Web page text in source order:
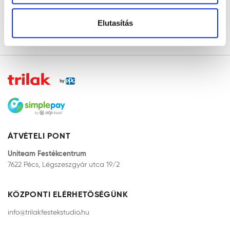
Elutasítás
KEZDŐLAP
ÁTVÉTELI PONT
Uniteam Festékcentrum
7622 Pécs, Légszeszgyár utca 19/2
KÖZPONTI ELÉRHETŐSÉGÜNK
info@trilakfestekstudio.hu